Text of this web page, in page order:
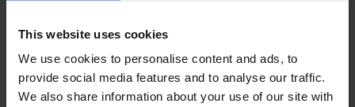
This website uses cookies
We use cookies to personalise content and ads, to
provide social media features and to analyse our traffic.
We also share information about your use of our site with